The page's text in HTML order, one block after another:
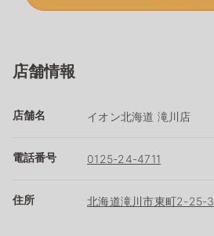
店舗情報
店舗名 イオン北海道 滝川店
電話番号 0125-24-4711
住所 北海道滝川市東町2-25-3